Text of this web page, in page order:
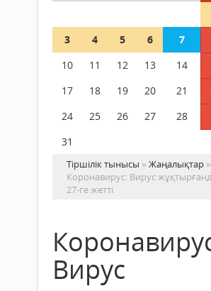
3
4 5 6 7
10
11 12 13 14
17
18 19 20 21
24
25 26 27 28
31
Тіршілік тынысы »Жаңалықтар »
Коронавирус: Вирус
27-ге жетті
Вирус